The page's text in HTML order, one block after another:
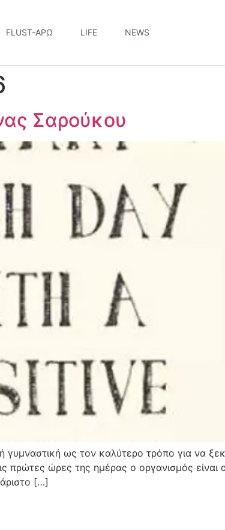
FLUST-ΆΡΩ LIFE NEWS
Σαρούκου
ως τον καλύτερο τρόπο για να
πρώτες ώρες της ημέρας ο οργανισμός είναι
[…]